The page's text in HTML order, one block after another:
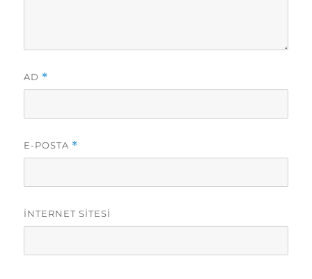
AD *
E-POSTA *
İNTERNET SITESI